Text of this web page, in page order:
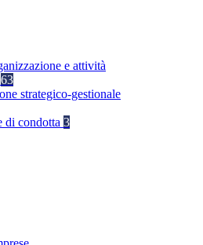
e attività
63
strategico-gestionale
di condotta 3